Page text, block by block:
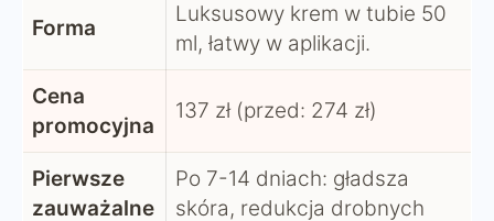
Forma
Luksusowy krem w tubie 50
ml, łatwy w aplikacji.
Cena
promocyjna
137 zł (przed: 274 zł)
Pierwsze
zauważalne
Po 7-14 dniach: gładsza
skóra, redukcja drobnych